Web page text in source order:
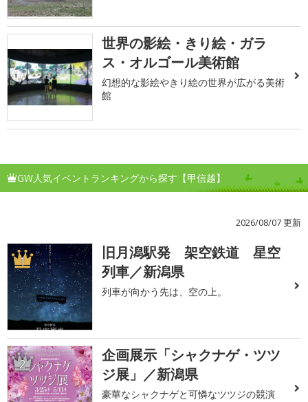
世界の影絵・きり絵・ガラ
ス・オルゴール美術館
幻想的な影絵やきり絵の世界が広がる美術
館
GW人気イベントランキングから探す【甲信越】
2026/08/07 更新
1
旧月潟駅発 架空鉄道 星空
列車／新潟県
列車が向かう先は、空の上。
2
企画展示「シャクナゲ・ツツ
ジ展」／新潟県
豪華なシャクナゲと可憐なツツジの競演